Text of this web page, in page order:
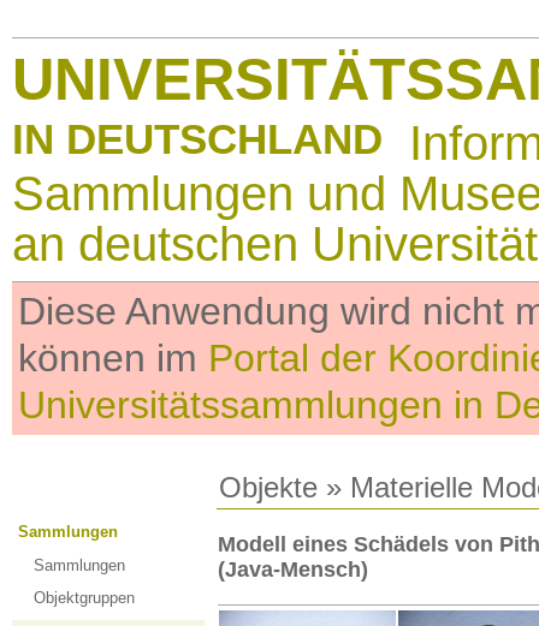
IN DEUTSCHLAND
Sammlungen und
an deutschen
Diese Anwendung wird nicht
können im Portal der
Universitätssammlungen in
Objekte » Materielle
Sammlungen
Sammlungen
Objektgruppen
Modell eines Schädels von
(Java-Mensch)